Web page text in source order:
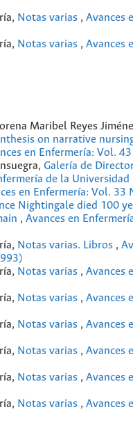
Notas varias , Avances
Notas varias , Avances
Maribel Reyes
on narrative
en Enfermería: Vol.
Galería de
de la
en Enfermería: Vol. 33
Nightingale died 100
, Avances en
Notas varias. Libros ,
Notas varias , Avances
Notas varias , Avances
Notas varias , Avances
Notas varias , Avances
Notas varias , Avances
Notas varias , Avances